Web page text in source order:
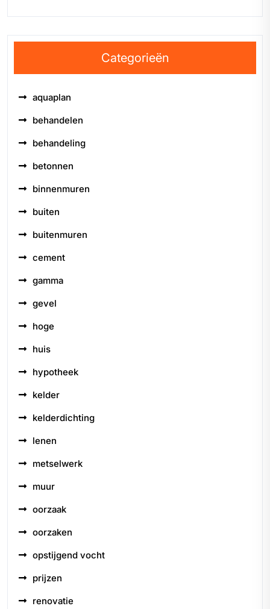
Categorieën
aquaplan
behandelen
behandeling
betonnen
binnenmuren
buiten
buitenmuren
cement
gamma
gevel
hoge
huis
hypotheek
kelder
kelderdichting
lenen
metselwerk
muur
oorzaak
oorzaken
opstijgend vocht
prijzen
renovatie